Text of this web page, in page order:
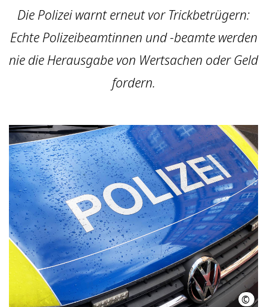
Die Polizei warnt erneut vor Trickbetrügern:
Echte Polizeibeamtinnen und -beamte werden
nie die Herausgabe von Wertsachen oder Geld
fordern.
©